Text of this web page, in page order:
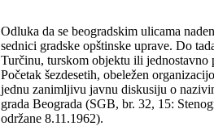
Odluka da se beogradskim ulicama
sednici gradske opštinske uprave. Do
Turčinu, turskom objektu ili
Početak šezdesetih, obeležen
jednu zanimljivu javnu diskusiju o
grada Beograda (SGB, br. 32, 15:
održane 8.11.1962).